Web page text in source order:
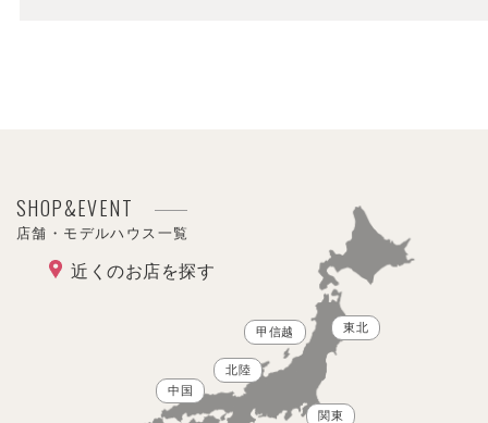
SHOP&EVENT
店舗・モデルハウス一覧
近くのお店を探す
東北
甲信越
北陸
関東
中国